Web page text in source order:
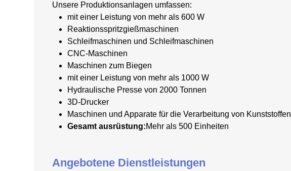
Unsere Produktionsanlagen umfassen:
mit einer Leistung von mehr als 600 W
Reaktionsspritzgießmaschinen
Schleifmaschinen und Schleifmaschinen
CNC-Maschinen
Maschinen zum Biegen
mit einer Leistung von mehr als 1000 W
Hydraulische Presse von 2000 Tonnen
3D-Drucker
Maschinen und Apparate für die Verarbeitung von Kunststoffen
Gesamt ausrüstung:Mehr als 500 Einheiten
Angebotene Dienstleistungen